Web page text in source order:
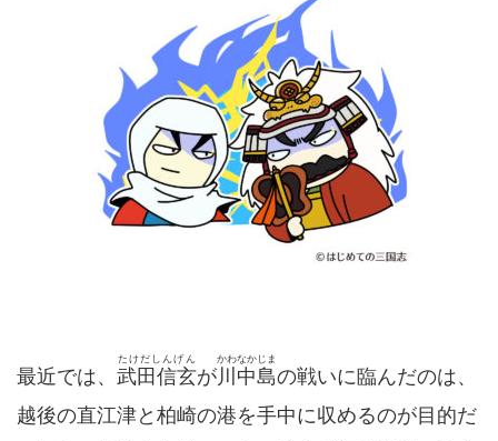
最近では、 武田信玄
たけだしんげん
が川中島
かわなかじま
の戦いに臨んだのは、
越後の直江津と柏崎の港を手中に収めるのが目的だ